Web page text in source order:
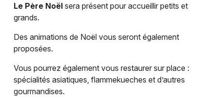
Le Père Noël sera présent pour accueillir petits et
grands.
Des animations de Noël vous seront également
proposées.
Vous pourrez également vous restaurer sur place :
spécialités asiatiques, flammekueches et d’autres
gourmandises.